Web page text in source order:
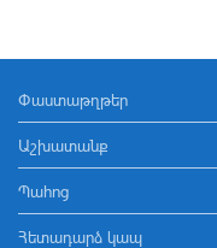
Փաստաթղթեր
Աշխատանք
Պահոց
Հետադարձ կապ